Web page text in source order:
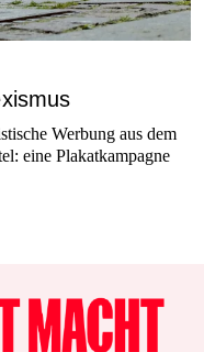
Werbung aus dem
eine Plakatkampagne